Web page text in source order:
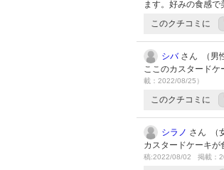
ます。好みの食感で
このクチコミに
シバさん （男
ここのカスタードケ
載：2022/08/25）
このクチコミに
シラノ さん （
カスタードケーキが
稿:2022/08/02 掲載：